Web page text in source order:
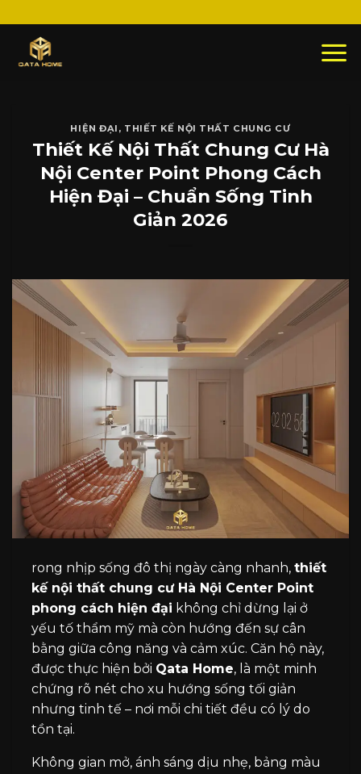
to
content
HIỆN ĐẠI , THIẾT KẾ NỘI THẤT CHUNG CƯ
Thiết Kế Nội Thất Chung Cư Hà
Nội Center Point Phong Cách
Hiện Đại – Chuẩn Sống Tinh
Giản 2026
rong nhịp sống đô thị ngày càng nhanh, thiết
kế nội thất chung cư Hà Nội Center Point
phong cách hiện đại không chỉ dừng lại ở
yếu tố thẩm mỹ mà còn hướng đến sự cân
bằng giữa công năng và cảm xúc. Căn hộ này,
được thực hiện bởi Qata Home, là một minh
chứng rõ nét cho xu hướng sống tối giản
nhưng tinh tế – nơi mỗi chi tiết đều có lý do
tồn tại.
Không gian mở, ánh sáng dịu nhẹ, bảng màu